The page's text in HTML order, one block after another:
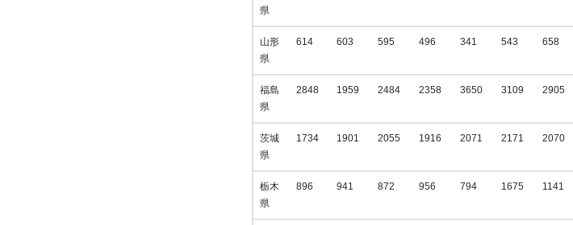
県
山形
県
614 603 595 496 341 543 658
福島
県
2848 1959 2484 2358 3650 3109 2905
茨城
県
1734 1901 2055 1916 2071 2171 2070
栃木
県
896 941 872 956 794 1675 1141